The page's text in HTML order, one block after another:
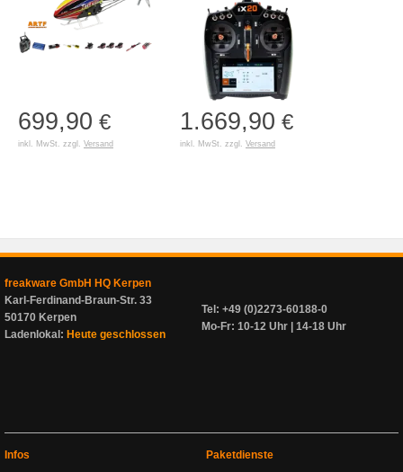
699,90 €
inkl. MwSt. zzgl. Versand
1.669,90 €
inkl. MwSt. zzgl. Versand
freakware GmbH HQ Kerpen
Karl-Ferdinand-Braun-Str. 33
50170 Kerpen
Ladenlokal: Heute geschlossen
Tel: +49 (0)2273-60188-0
Mo-Fr: 10-12 Uhr | 14-18 Uhr
Infos
Paketdienste